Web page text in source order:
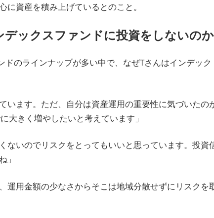
資産を積み上げているとのこと。
ックスファンドに投資をしないのか
のラインナップが多い中で、なぜTさんはインデック
います。ただ、自分は資産運用の重要性に気づいたの
大きく増やしたいと考えています」
ないのでリスクをとってもいいと思っています。投資
」
運用金額の少なさからそこは地域分散せずにリスクを